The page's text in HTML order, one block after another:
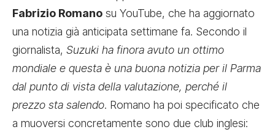
Fabrizio Romano su YouTube, che ha aggiornato
una notizia già anticipata settimane fa. Secondo il
giornalista, Suzuki ha finora avuto un ottimo
mondiale e questa è una buona notizia per il Parma
dal punto di vista della valutazione, perché il
prezzo sta salendo. Romano ha poi specificato che
a muoversi concretamente sono due club inglesi: